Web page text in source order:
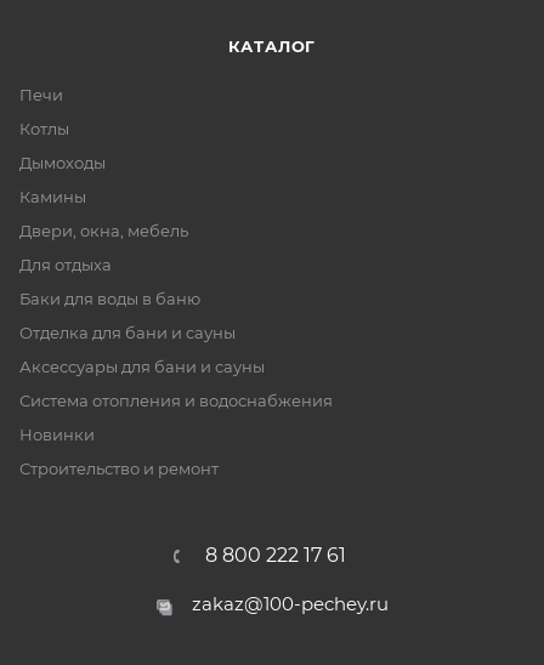
КАТАЛОГ
Печи
Котлы
Дымоходы
Камины
Двери, окна, мебель
Для отдыха
Баки для воды в баню
Отделка для бани и сауны
Аксессуары для бани и сауны
Система отопления и водоснабжения
Новинки
Строительство и ремонт
8 800 222 17 61
zakaz@100-pechey.ru